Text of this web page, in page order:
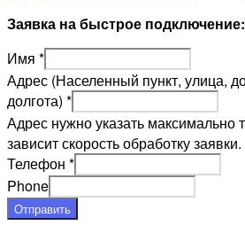
Заявка на быстрое подключение:
Имя *
Адрес (Населенный пункт, улица,
долгота) *
Адрес нужно указать максимально
зависит скорость обработку заявки.
Телефон *
Phone
Отправить